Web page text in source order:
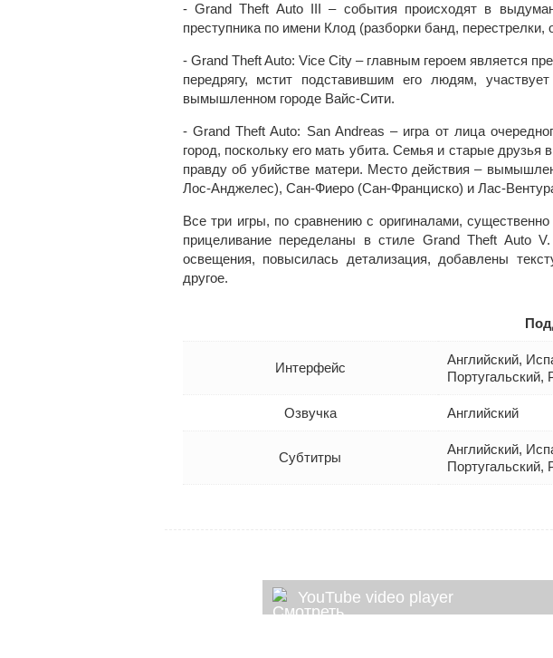
- Grand Theft Auto III – события происходят в
преступника по имени Клод (разборки банд, перестрелки,
- Grand Theft Auto: Vice City – главным героем является
передрягу, мстит подставившим его людям,
вымышленном городе Вайс-Сити.
- Grand Theft Auto: San Andreas – игра от лица
город, поскольку его мать убита. Семья и старые друзья
правду об убийстве матери. Место действия –
Лос-Анджелес), Сан-Фиеро (Сан-Франциско) и Лас-
Все три игры, по сравнению с оригиналами,
прицеливание переделаны в стиле Grand Theft Auto
освещения, повысилась детализация, добавлены
другое.
Интерфейс
Английский,
Португальский,
Озвучка Английский
Субтитры
Английский,
Португальский,
YouTube video player